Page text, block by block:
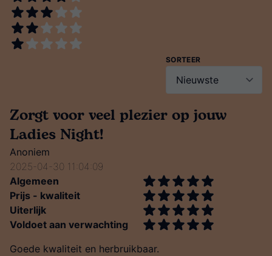
SORTEER
Zorgt voor veel plezier op jouw
Ladies Night!
Anoniem
2025-04-30 11:04:09
Algemeen
Prijs - kwaliteit
Uiterlijk
Voldoet aan verwachting
Goede kwaliteit en herbruikbaar.